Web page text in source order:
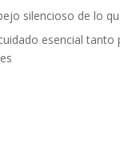
silencioso de lo
esencial tanto